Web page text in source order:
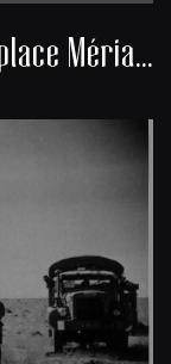
Marché à la brocante sur la place Mériadeck